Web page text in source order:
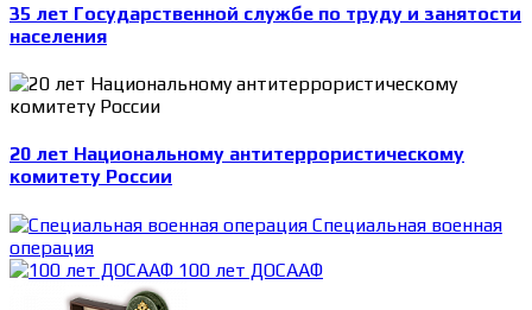
35 лет Государственной службе по труду и занятости
населения
20 лет Национальному антитеррористическому
комитету России
Специальная военная
операция
100 лет ДОСААФ